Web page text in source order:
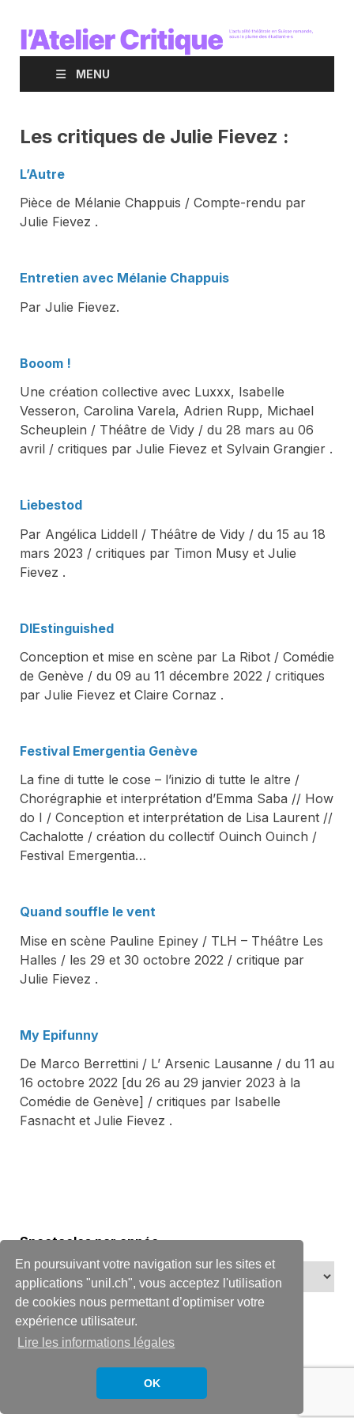
En poursuivant votre navigation sur les sites et
applications "unil.ch", vous acceptez l'utilisation
de cookies nous permettant d’optimiser votre
expérience utilisateur.
Lire les informations légales
OK
MENU
Les critiques de Julie Fievez :
L’Autre
Pièce de Mélanie Chappuis / Compte-rendu par
Julie Fievez .
Entretien avec Mélanie Chappuis
Par Julie Fievez.
Booom !
Une création collective avec Luxxx, Isabelle
Vesseron, Carolina Varela, Adrien Rupp, Michael
Scheuplein / Théâtre de Vidy / du 28 mars au 06
avril / critiques par Julie Fievez et Sylvain Grangier .
Liebestod
Par Angélica Liddell / Théâtre de Vidy / du 15 au 18
mars 2023 / critiques par Timon Musy et Julie
Fievez .
DIEstinguished
Conception et mise en scène par La Ribot / Comédie
de Genève / du 09 au 11 décembre 2022 / critiques
par Julie Fievez et Claire Cornaz .
Festival Emergentia Genève
La fine di tutte le cose – l’inizio di tutte le altre /
Chorégraphie et interprétation d’Emma Saba // How
do I / Conception et interprétation de Lisa Laurent //
Cachalotte / création du collectif Ouinch Ouinch /
Festival Emergentia…
Quand souffle le vent
Mise en scène Pauline Epiney / TLH – Théâtre Les
Halles / les 29 et 30 octobre 2022 / critique par
Julie Fievez .
My Epifunny
De Marco Berrettini / L’ Arsenic Lausanne / du 11 au
16 octobre 2022 [du 26 au 29 janvier 2023 à la
Comédie de Genève] / critiques par Isabelle
Fasnacht et Julie Fievez .
Spectacles par année